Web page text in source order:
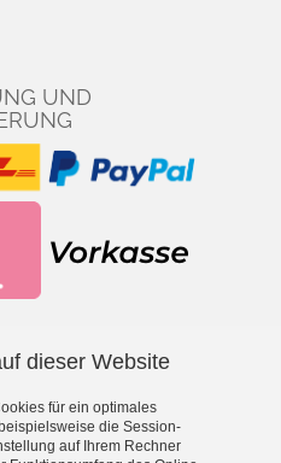
UND
*inkl. MwSt., zzgl.Versandkosten
dieser Website
für ein optimales
die Session-
auf Ihrem Rechner